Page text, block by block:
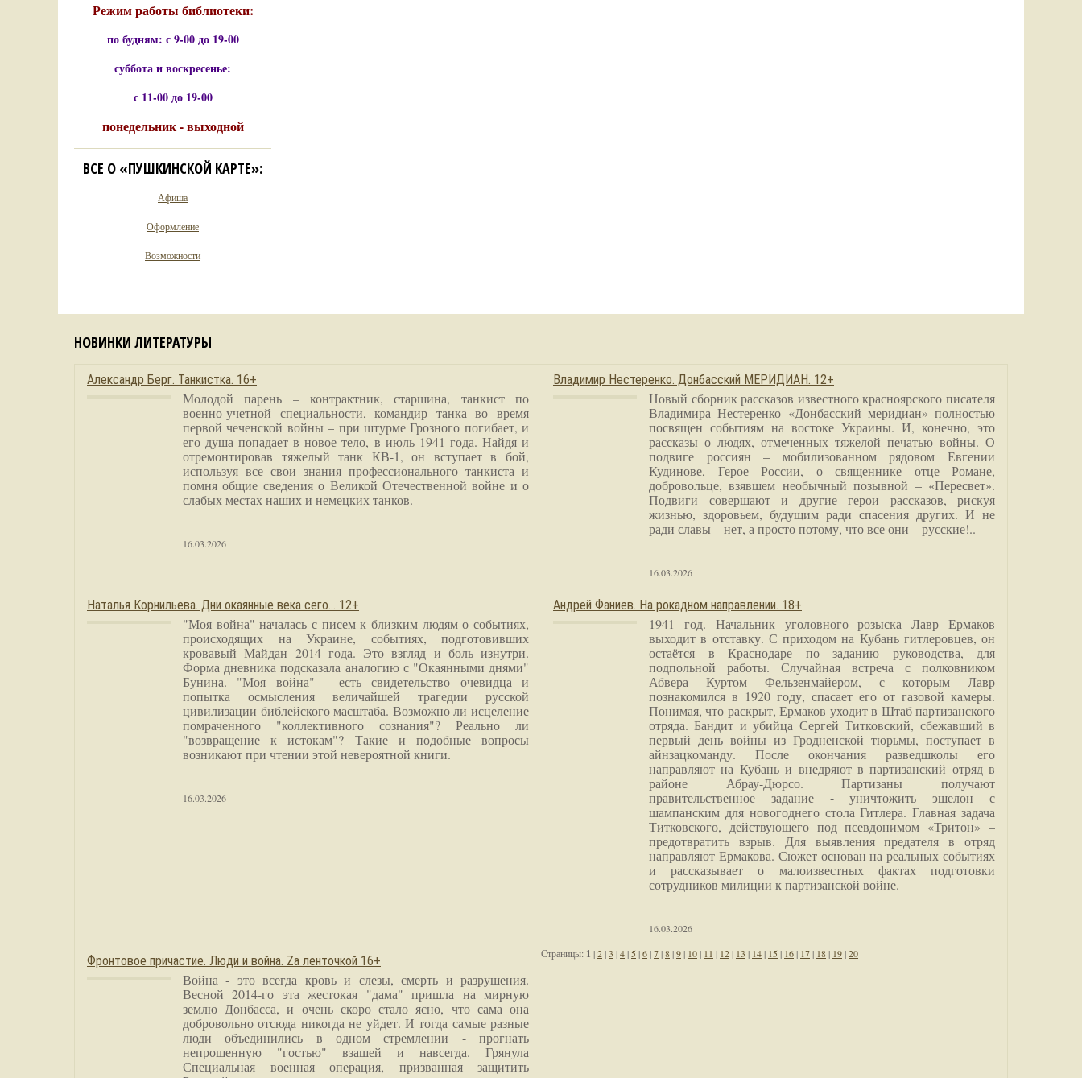
Режим работы библиотеки:
по будням: с 9-00 до 19-00
суббота и воскресенье:
с 11-00 до 19-00
понедельник - выходной
ВСЕ О «ПУШКИНСКОЙ КАРТЕ»:
Афиша
Оформление
Возможности
НОВИНКИ ЛИТЕРАТУРЫ
Александр Берг. Танкистка. 16+
Молодой парень – контрактник, старшина, танкист по
военно-учетной специальности, командир танка во время
первой чеченской войны – при штурме Грозного погибает, и
его душа попадает в новое тело, в июль 1941 года. Найдя и
отремонтировав тяжелый танк КВ-1, он вступает в бой,
используя все свои знания профессионального танкиста и
помня общие сведения о Великой Отечественной войне и о
слабых местах наших и немецких танков.
16.03.2026
Владимир Нестеренко. Донбасский МЕРИДИАН. 12+
Новый сборник рассказов известного красноярского писателя
Владимира Нестеренко «Донбасский меридиан» полностью
посвящен событиям на востоке Украины. И, конечно, это
рассказы о людях, отмеченных тяжелой печатью войны. О
подвиге россиян – мобилизованном рядовом Евгении
Кудинове, Герое России, о священнике отце Романе,
добровольце, взявшем необычный позывной – «Пересвет».
Подвиги совершают и другие герои рассказов, рискуя
жизнью, здоровьем, будущим ради спасения других. И не
ради славы – нет, а просто потому, что все они – русские!..
16.03.2026
Наталья Корнильева. Дни окаянные века сего… 12+
"Моя война" началась с писем к близким людям о событиях,
происходящих на Украине, событиях, подготовивших
кровавый Майдан 2014 года. Это взгляд и боль изнутри.
Форма дневника подсказала аналогию с "Окаянными днями"
Бунина. "Моя война" - есть свидетельство очевидца и
попытка осмысления величайшей трагедии русской
цивилизации библейского масштаба. Возможно ли исцеление
помраченного "коллективного сознания"? Реально ли
"возвращение к истокам"? Такие и подобные вопросы
возникают при чтении этой невероятной книги.
16.03.2026
Андрей Фаниев. На рокадном направлении. 18+
1941 год. Начальник уголовного розыска Лавр Ермаков
выходит в отставку. С приходом на Кубань гитлеровцев, он
остаётся в Краснодаре по заданию руководства, для
подпольной работы. Случайная встреча с полковником
Абвера Куртом Фельзенмайером, с которым Лавр
познакомился в 1920 году, спасает его от газовой камеры.
Понимая, что раскрыт, Ермаков уходит в Штаб партизанского
отряда. Бандит и убийца Сергей Титковский, сбежавший в
первый день войны из Гродненской тюрьмы, поступает в
айнзацкоманду. После окончания разведшколы его
направляют на Кубань и внедряют в партизанский отряд в
районе Абрау-Дюрсо. Партизаны получают
правительственное задание - уничтожить эшелон с
шампанским для новогоднего стола Гитлера. Главная задача
Титковского, действующего под псевдонимом «Тритон» –
предотвратить взрыв. Для выявления предателя в отряд
направляют Ермакова. Сюжет основан на реальных событиях
и рассказывает о малоизвестных фактах подготовки
сотрудников милиции к партизанской войне.
16.03.2026
Фронтовое причастие. Люди и война. Zа ленточкой 16+
Война - это всегда кровь и слезы, смерть и разрушения.
Весной 2014-го эта жестокая "дама" пришла на мирную
землю Донбасса, и очень скоро стало ясно, что сама она
добровольно отсюда никогда не уйдет. И тогда самые разные
люди объединились в одном стремлении - прогнать
непрошенную "гостью" взашей и навсегда. Грянула
Специальная военная операция, призванная защитить
Страницы: 1 |2|3 |4| 5 |6|7|8|9| 10| 11 | 12| 13 | 14| 15 | 16| 17| 18| 19|20